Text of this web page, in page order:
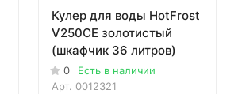
Кулер для воды HotFrost
V250CE золотистый
(шкафчик 36 литров)
0
Есть в наличии
Арт. 0012321